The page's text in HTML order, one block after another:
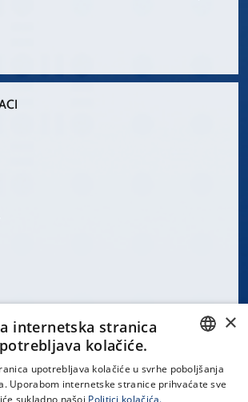
Split
CROATIAN
×
internetska stranica
kolačiće.
upotrebljava kolačiće u svrhe poboljšanja
Uporabom internetske stranice prihvaćate sve
sukladno našoj Politici kolačića.